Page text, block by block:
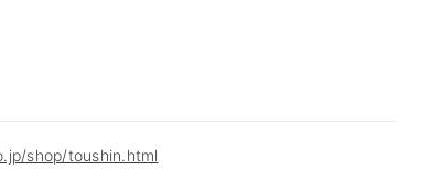
shop/toushin.html